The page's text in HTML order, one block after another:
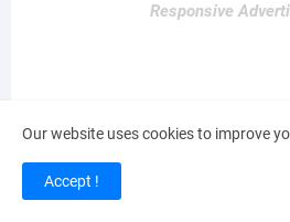
Responsive
Our website uses cookies to improve
Accept !